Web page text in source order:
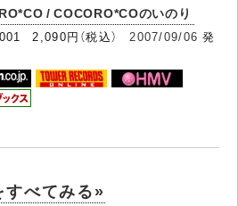
/ COCORO*COのいのり
2,090円（税込）2007/09/06 発
すべてみる»